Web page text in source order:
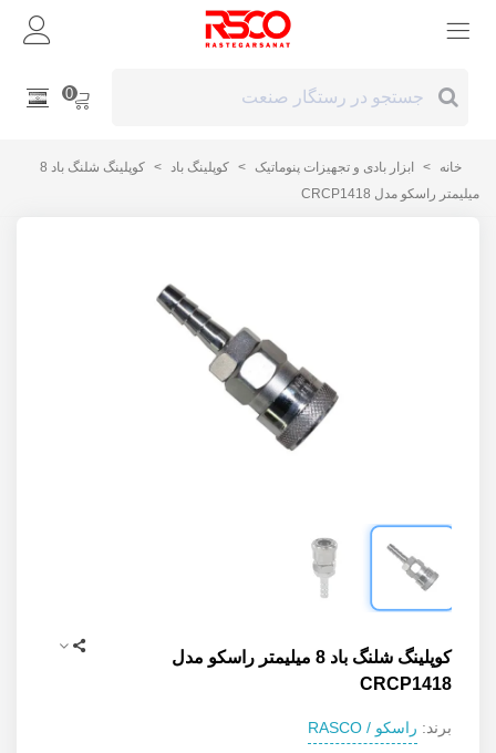
0
خانه > ابزار بادی و تجهیزات پنوماتیک > کوپلینگ باد >
کوپلینگ شلنگ باد 8
میلیمتر راسکو مدل CRCP1418
کوپلینگ شلنگ باد 8 میلیمتر راسکو مدل
CRCP1418
برند: راسکو / RASCO